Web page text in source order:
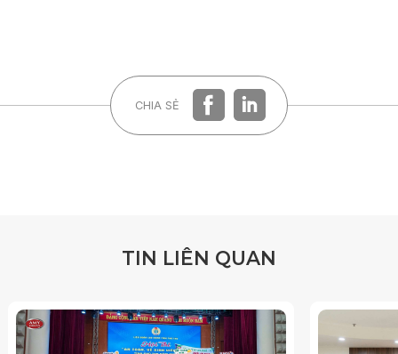
CHIA SẺ
TIN LIÊN QUAN
ĐĂNG KÝ ĐĂNG NHẬP